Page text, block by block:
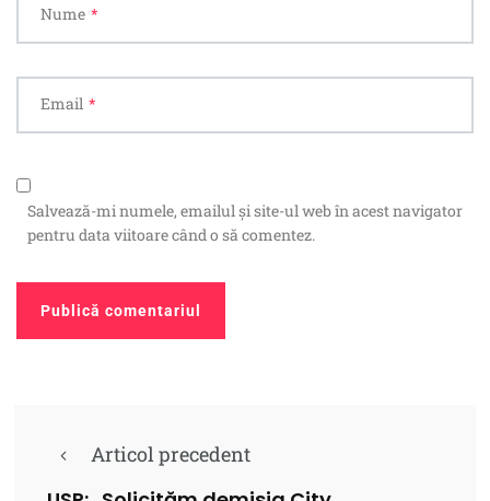
Nume *
Email *
Salvează-mi numele, emailul și site-ul web în acest navigator
pentru data viitoare când o să comentez.
Articol precedent